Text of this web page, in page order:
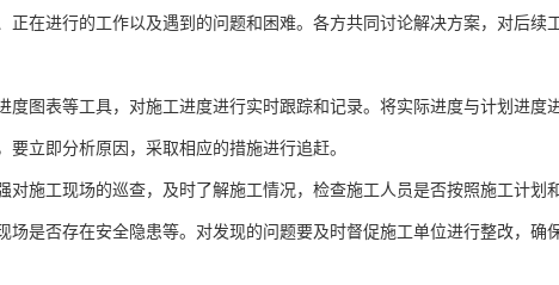
正在进行的工作以及遇到的问题和困难。各方共同讨论解决方案，对后续
度图表等工具，对施工进度进行实时跟踪和记录。将实际进度与计划进度
立即分析原因，采取相应的措施进行追赶。
对施工现场的巡查，及时了解施工情况，检查施工人员是否按照施工计划
场是否存在安全隐患等。对发现的问题要及时督促施工单位进行整改，确